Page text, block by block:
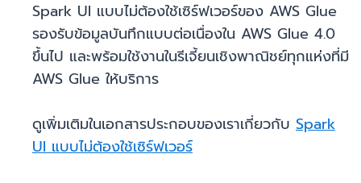
Spark UI แบบไม่ต้องใช้เซิร์ฟเวอร์ของ AWS Glue
รองรับข้อมูลบันทึกแบบต่อเนื่องใน AWS Glue 4.0
ขึ้นไป และพร้อมใช้งานในรีเจี้ยนเชิงพาณิชย์ทุกแห่งที่มี
AWS Glue ให้บริการ
ดูเพิ่มเติมในเอกสารประกอบของเราเกี่ยวกับ Spark
UI แบบไม่ต้องใช้เซิร์ฟเวอร์